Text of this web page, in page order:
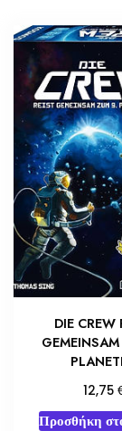
DIE CREW
12,75
Προσθήκη